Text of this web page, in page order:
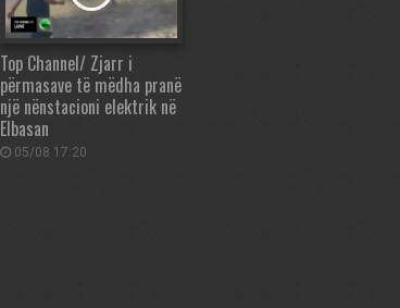
Top Channel/ Zjarr i
përmasave të mëdha pranë
një nënstacioni elektrik në
Elbasan
05/08 17:20